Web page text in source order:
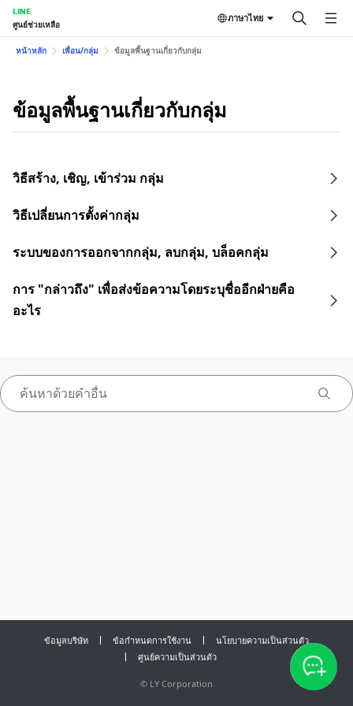
LINE
ศูนย์ช่วยเหลือ
ภาษาไทย
หน้าหลัก เพื่อน/กลุ่ม ข้อมูลพื้นฐานเกี่ยวกับกลุ่ม
ข้อมูลพื้นฐานเกี่ยวกับกลุ่ม
วิธีสร้าง, เชิญ, เข้าร่วม กลุ่ม
วิธีเปลี่ยนการตั้งค่ากลุ่ม
ระบบของการออกจากกลุ่ม, ลบกลุ่ม, บล็อคกลุ่ม
การ "กล่าวถึง" เพื่อส่งข้อความโดยระบุชื่ออีกฝ่ายคือ
อะไร
ข้อมูลบริษัท ข้อกำหนดการใช้งาน
นโยบายความเป็นส่วนตัว
ศูนย์ความเป็นส่วนตัว
© LY Corporation